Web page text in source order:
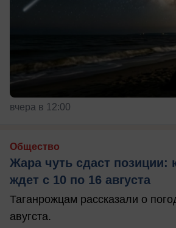
вчера в 12:00
Общество
Жара чуть сдаст позиции:
ждет с 10 по 16 августа
Таганрожцам рассказали о
авугста.